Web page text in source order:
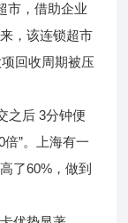
市，借助企业
，该连锁超市
回收周期被压
之后 3分钟便
”。上海有一
了60%，做到